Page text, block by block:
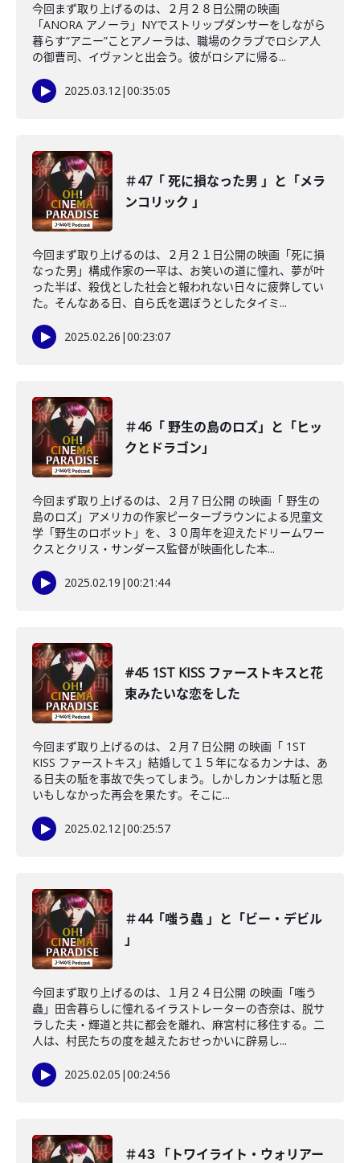
今回まず取り上げるのは、２月２８日公開の映画
「ANORA アノーラ」NYでストリップダンサーをしながら
暮らす“アニー”ことアノーラは、職場のクラブでロシア人
の御曹司、イヴァンと出会う。彼がロシアに帰る...
2025.03.12|00:35:05
＃47「 死に損なった男 」と「メラ
ンコリック 」
今回まず取り上げるのは、２月２１日公開の映画「死に損
なった男」構成作家の一平は、お笑いの道に憧れ、夢が叶
った半ば、殺伐とした社会と報われない日々に疲弊してい
た。そんなある日、自ら氏を選ぼうとしたタイミ...
2025.02.26 |00:23:07
＃46「 野生の島のロズ」と「ヒッ
クとドラゴン」
今回まず取り上げるのは、２月７日公開 の映画「 野生の
島のロズ」アメリカの作家ピーターブラウンによる児童文
学「野生のロボット」を、３０周年を迎えたドリームワー
クスとクリス・サンダース監督が映画化した本...
2025.02.19 |00:21:44
#45 1ST KISS ファーストキスと花
束みたいな恋をした
今回まず取り上げるのは、２月７日公開 の映画「 1ST
KISS ファーストキス」結婚して１５年になるカンナは、あ
る日夫の駈を事故で失ってしまう。しかしカンナは駈と思
いもしなかった再会を果たす。そこに...
2025.02.12|00:25:57
＃44「嗤う蟲 」と「ビー・デビル
」
今回まず取り上げるのは、１月２４日公開 の映画「嗤う
蟲」田舎暮らしに憧れるイラストレーターの杏奈は、脱サ
ラした夫・輝道と共に都会を離れ、麻宮村に移住する。二
人は、村民たちの度を越えたおせっかいに辟易し...
2025.02.05 |00:24:56
＃4３「トワイライト・ウォリアー